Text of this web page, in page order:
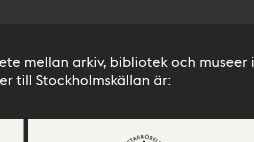
mellan arkiv, bibliotek och museer i
till Stockholmskällan är: